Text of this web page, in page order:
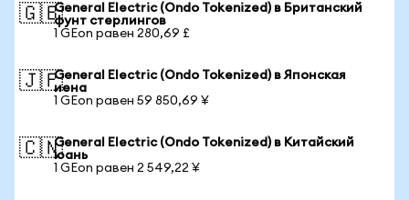
🇬🇧General Electric (Ondo Tokenized) в Британский
фунт стерлингов
1 GEon равен 280,69 £
🇯🇵General Electric (Ondo Tokenized) в Японская
иена
1 GEon равен 59 850,69 ¥
🇨🇳General Electric (Ondo Tokenized) в Китайский
юань
1 GEon равен 2 549,22 ¥